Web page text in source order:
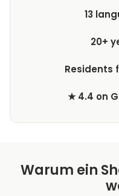
13
20+
Residents
★ 4.4 on
Warum ein